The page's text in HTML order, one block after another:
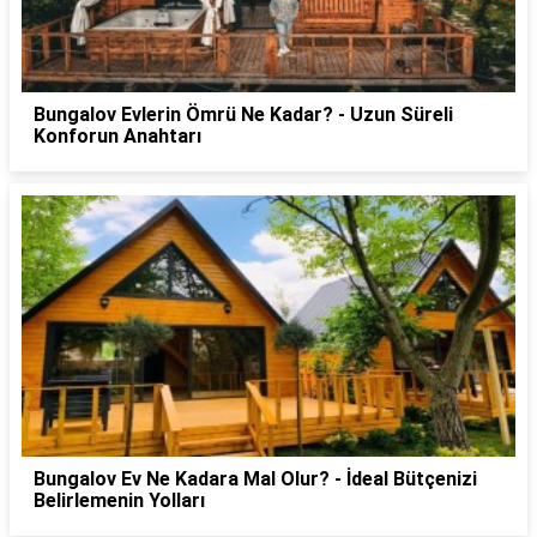
Bungalov Evlerin Ömrü Ne Kadar? - Uzun Süreli
Konforun Anahtarı
Bungalov Ev Ne Kadara Mal Olur? - İdeal Bütçenizi
Belirlemenin Yolları